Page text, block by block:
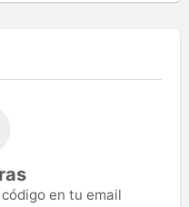
en tu email